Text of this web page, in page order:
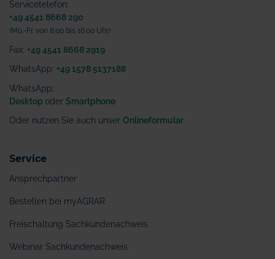
Servicetelefon:
+49 4541 8668 290
(Mo.-Fr. von 8.00 bis 16.00 Uhr)
Fax: +49 4541 8668 2919
WhatsApp: +49 1578 5137188
WhatsApp:
Desktop oder Smartphone
Oder nutzen Sie auch unser Onlineformular
Service
Ansprechpartner
Bestellen bei myAGRAR
Freischaltung Sachkundenachweis
Webinar Sachkundenachweis